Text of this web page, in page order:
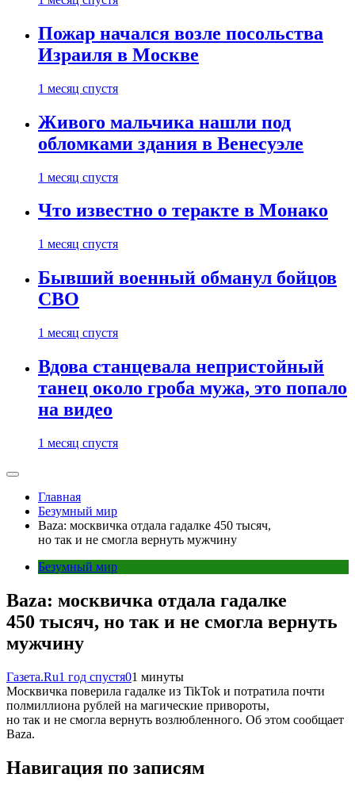
Пожар начался возле посольства
Израиля в Москве
1 месяц спустя
Живого мальчика нашли под
обломками здания в Венесуэле
1 месяц спустя
Что известно о теракте в Монако
1 месяц спустя
Бывший военный обманул бойцов
СВО
1 месяц спустя
Вдова станцевала непристойный
танец около гроба мужа, это попало
на видео
1 месяц спустя
Главная
Безумный мир
Baza: москвичка отдала гадалке 450 тысяч,
но так и не смогла вернуть мужчину
Безумный мир
Baza: москвичка отдала гадалке
450 тысяч, но так и не смогла вернуть
мужчину
Газета.Ru1 год спустя01 минуты
Москвичка поверила гадалке из TikTok и потратила почти
полмиллиона рублей на магические привороты,
но так и не смогла вернуть возлюбленного. Об этом сообщает
Baza.
Навигация по записям